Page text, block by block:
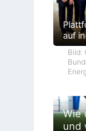
auf
Bild:
Wie
und